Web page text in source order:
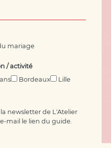
mariage
/ activité
Bordeaux
Lille
newsletter de L'Atelier
mail le lien du guide.